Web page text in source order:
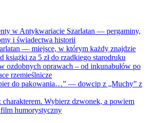
w Antykwariacie Szarlatan — pergaminy,
i świadectwa historii
— miejsce, w którym każdy znajdzie
książki za 5 zł do rzadkiego starodruku
ozdobnych oprawach – od inkunabułów po
rzemieślnicze
do pakowania…” — dowcip z „Muchy” z
charakterem. Wybierz dzwonek, a powiem
humorystyczny